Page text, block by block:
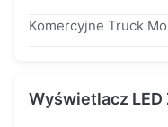
Wyświetlacz